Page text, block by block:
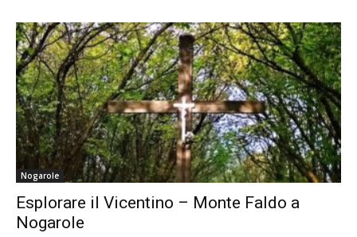
Nogarole
Esplorare il Vicentino – Monte Faldo a
Nogarole